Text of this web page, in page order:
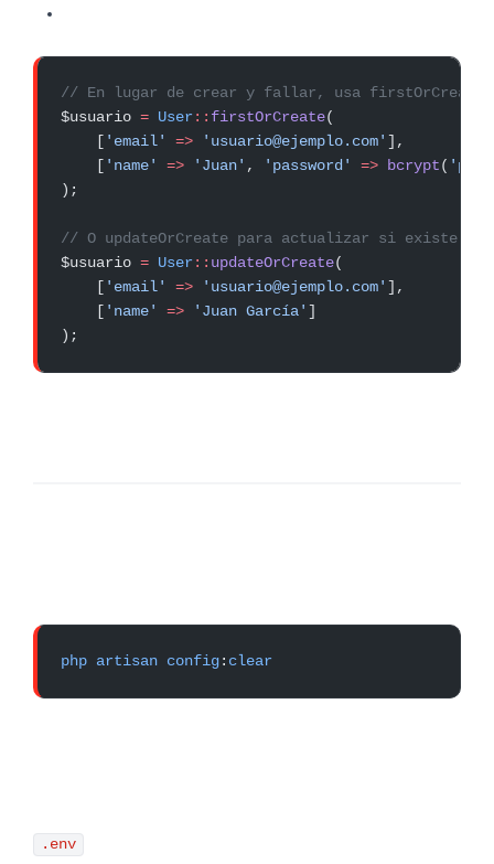
// En lugar de crear y fallar, usa firstOrCreate:
$usuario = User:: firstOrCreate(
    [
'email' => 'usuario@ejemplo.com' ],
    [
'name' => 'Juan' , 'password' => bcrypt(
);
// O updateOrCreate para actualizar si existe:
$usuario = User:: updateOrCreate(
    [
'email' => 'usuario@ejemplo.com' ],
    [
'name' => 'Juan García' ]
);
php artisan config: clear
.env